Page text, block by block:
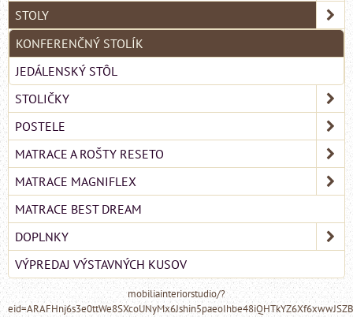
STOLY
KONFERENČNÝ STOLÍK
JEDÁLENSKÝ STÔL
STOLIČKY
POSTELE
MATRACE A ROŠTY RESETO
MATRACE MAGNIFLEX
MATRACE BEST DREAM
DOPLNKY
VÝPREDAJ VÝSTAVNÝCH KUSOV
mobiliainteriorstudio/?